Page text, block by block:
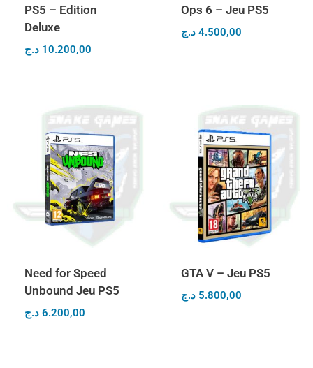
PS5 – Edition
Deluxe
10.200,00 د.ج
Ops 6 – Jeu PS5
4.500,00 د.ج
Need for Speed
Unbound Jeu PS5
6.200,00 د.ج
GTA V – Jeu PS5
5.800,00 د.ج